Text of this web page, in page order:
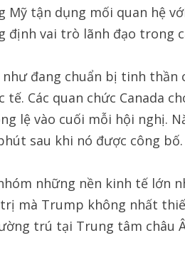
tận dụng mối quan hệ
định vai trò lãnh đạo trong
đang chuẩn bị tinh
Các quan chức Canada
lệ vào cuối mỗi hội nghị.
sau khi nó được công bố.
những nền kinh tế lớn
mà Trump không nhất
trú tại Trung tâm châu